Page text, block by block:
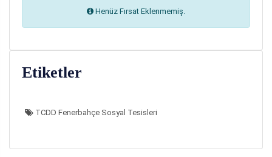
Henüz Fırsat Eklenmemiş.
Etiketler
TCDD Fenerbahçe Sosyal Tesisleri